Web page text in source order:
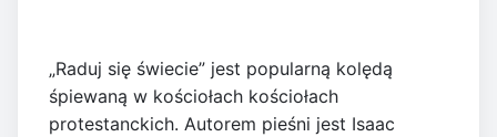
„Raduj się świecie” jest popularną kolędą
śpiewaną w kościołach kościołach
protestanckich. Autorem pieśni jest Isaac